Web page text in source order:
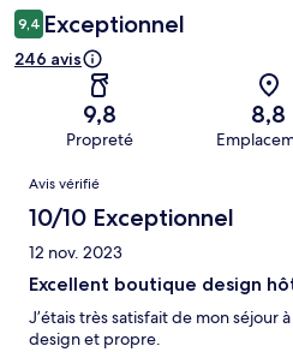
9,4 Exceptionnel
246 avis
9,8
Propreté
8,8
Avis
Avis vérifié
10/10 Exceptionnel
12 nov. 2023
Excellent boutique design
J’étais très satisfait de mon séjour
design et propre.